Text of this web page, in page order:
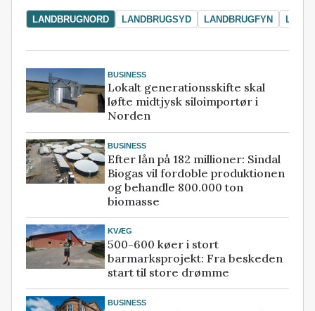
LANDBRUGNORD LANDBRUGSYD LANDBRUGFYN
BUSINESS
Lokalt generationsskifte skal
løfte midtjysk siloimportør i
Norden
BUSINESS
Efter lån på 182 millioner: Sindal
Biogas vil fordoble produktionen
og behandle 800.000 ton
biomasse
KVÆG
500-600 køer i stort
barmarksprojekt: Fra beskeden
start til store drømme
BUSINESS